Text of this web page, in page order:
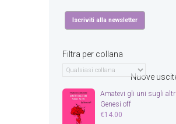
Filtra per collana
Nuove
Amatevi gli uni sugli
Genesi off
€14.00